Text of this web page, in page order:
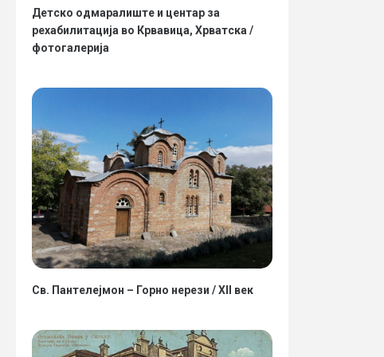
Детско одмаралиште и центар за
рехабилитација во Крвавица, Хрватска /
фотогалерија
Св. Пантелејмон – Горно нерези / XII век